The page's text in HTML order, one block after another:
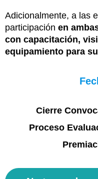
Adicionalmente, a las
participación en
con capacitación,
equipamiento para
Cierre
Proceso